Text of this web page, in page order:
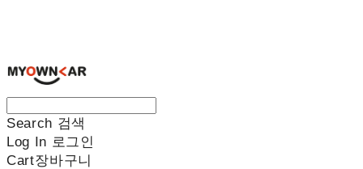
Search 검색
Log In 로그인
Cart장바구니